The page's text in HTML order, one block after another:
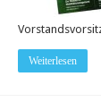
Weiterlesen